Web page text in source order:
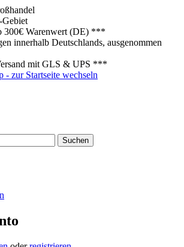
Gebiet
300€ Warenwert (DE) ***
innerhalb Deutschlands, ausgenommen
mit GLS & UPS ***
Suchen